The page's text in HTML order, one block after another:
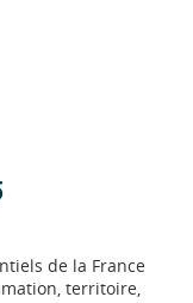
de la France
territoire,